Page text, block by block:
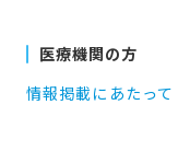
医療機関の方
情報掲載にあたって